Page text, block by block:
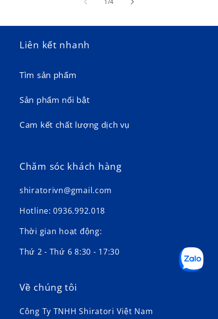
1/4
Liên kết nhanh
Tìm sản phẩm
Sản phẩm nổi bật
Cam kết chất lượng dịch vụ
Chăm sóc khách hàng
shiratorivn@gmail.com
Hotline: 0936.992.018
Thời gian hoạt động:
Thứ 2 - Thứ 6 8:30 - 17:30
Về chúng tôi
Công Ty TNHH Shiratori Việt Nam